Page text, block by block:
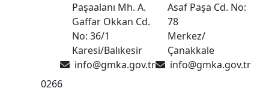
Paşaalanı Mh. A.
Gaffar Okkan Cd.
No: 36/1
Karesi/Balıkesir
info@gmka.gov.tr
Asaf Paşa Cd. No:
78
Merkez/
Çanakkale
info@gmka.gov.tr
0266